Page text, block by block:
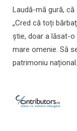
Laudă-mă gură,
„Cred că toți
știe, doar a lăsat-o
mare omenie. Să
patrimoniu național.